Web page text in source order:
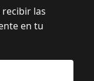
las
en tu